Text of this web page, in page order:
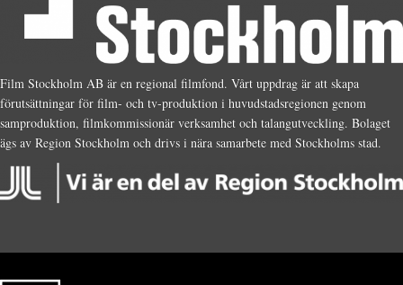
Film Stockholm AB är en regional filmfond. Vårt uppdrag är att skapa
förutsättningar för film- och tv-produktion i huvudstadsregionen genom
samproduktion, filmkommissionär verksamhet och talangutveckling. Bolaget
ägs av Region Stockholm och drivs i nära samarbete med Stockholms stad.